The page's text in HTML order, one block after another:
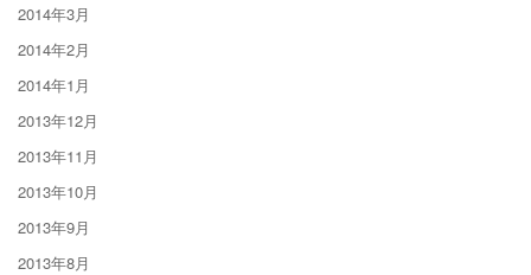
2014年3月
2014年2月
2014年1月
2013年12月
2013年11月
2013年10月
2013年9月
2013年8月